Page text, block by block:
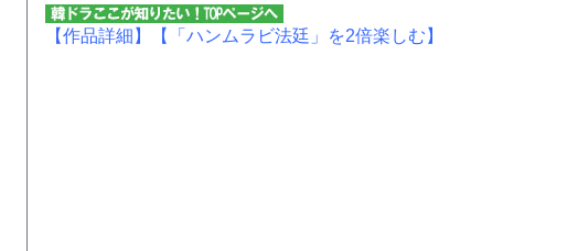
【作品詳細】 【「ハンムラビ法廷」を2倍楽しむ】